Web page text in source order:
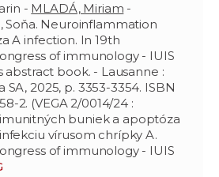
- MLADÁ, Miriam -
Soňa. Neuroinflammation
A infection. In 19th
of immunology - IUIS
abstract book. - Lausanne :
SA, 2025, p. 3353-3354. ISBN
2. (VEGA 2/0014/24 :
buniek a apoptóza
vírusom chrípky A.
of immunology - IUIS